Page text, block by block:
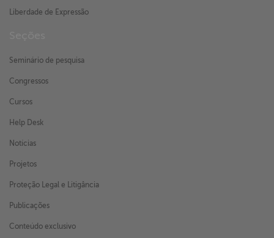
Liberdade de Expressão
Seminário de pesquisa
Congressos
Cursos
Help Desk
Notícias
Projetos
Proteção Legal e Litigância
Publicações
Conteúdo exclusivo